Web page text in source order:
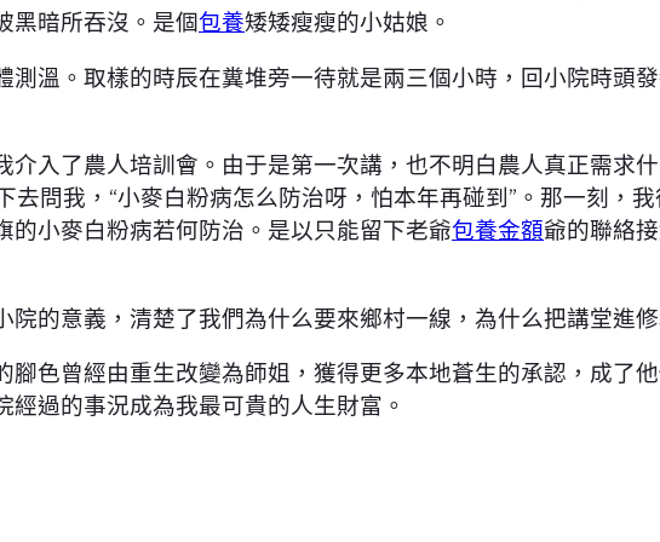
黑暗所吞沒。是個包養矮矮瘦瘦的小姑娘。
。取樣的時辰在糞堆旁一待就是兩三個小時，回小院時頭
入了農人培訓會。由于是第一次講，也不明白農人真正需求
去問我，“小麥白粉病怎么防治呀，怕本年再碰到”。那一刻，
小麥白粉病若何防治。是以只能留下老爺包養金額爺的聯絡
的意義，清楚了我們為什么要來鄉村一線，為什么把講堂進
腳色曾經由重生改變為師姐，獲得更多本地蒼生的承認，成了
過的事況成為我最可貴的人生財富。